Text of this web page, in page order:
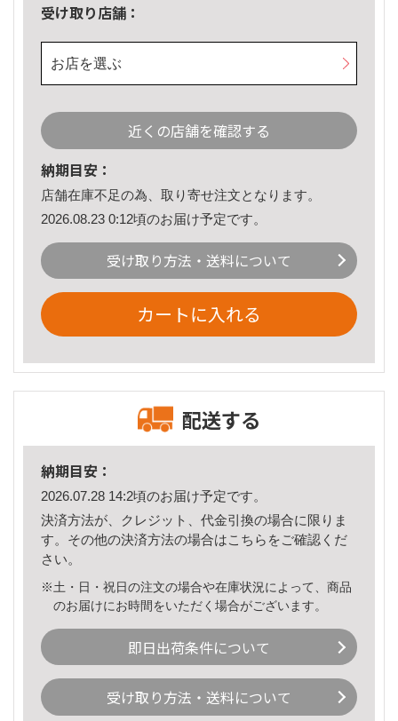
受け取り店舗：
お店を選ぶ
近くの店舗を確認する
納期目安：
店舗在庫不足の為、取り寄せ注文となります。
2026.08.23 0:12頃のお届け予定です。
受け取り方法・送料について
カートに入れる
配送する
納期目安：
2026.07.28 14:2頃のお届け予定です。
決済方法が、クレジット、代金引換の場合に限りま
す。その他の決済方法の場合はこちら をご確認くだ
さい。
※土・日・祝日の注文の場合や在庫状況によって、商品
のお届けにお時間をいただく場合がございます。
即日出荷条件について
受け取り方法・送料について